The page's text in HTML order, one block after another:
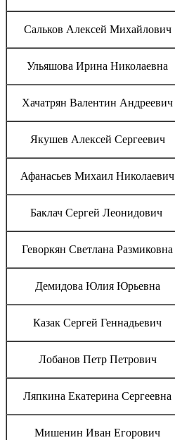
Сальков Алексей Михайлович
Ульяшова Ирина Николаевна
Хачатрян Валентин Андреевич
Якушев Алексей Сергеевич
Афанасьев Михаил Николаевич
Баклач Сергей Леонидович
Геворкян Светлана Размиковна
Демидова Юлия Юрьевна
Казак Сергей Геннадьевич
Лобанов Петр Петрович
Ляпкина Екатерина Сергеевна
Мишенин Иван Егорович